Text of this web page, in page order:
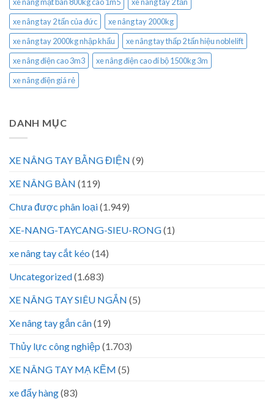
xe nâng tay 2 tấn của đức
xe nâng tay 2000kg
xe nâng tay 2000kg nhập khẩu
xe nâng tay thấp 2 tấn hiệu noblelift
xe nâng điện cao 3m3
xe nâng điện cao đi bộ 1500kg 3m
xe nâng điện giá rẻ
DANH MỤC
XE NÂNG TAY BẰNG ĐIỆN (9)
XE NÂNG BÀN (119)
Chưa được phân loại(1.949)
XE-NANG-TAYCANG-SIEU-RONG(1)
xe nâng tay cắt kéo (14)
Uncategorized(1.683)
XE NÂNG TAY SIÊU NGẮN (5)
Xe nâng tay gắn cân(19)
Thủy lực công nghiệp (1.703)
XE NÂNG TAY MẠ KẼM (5)
xe đẩy hàng(83)